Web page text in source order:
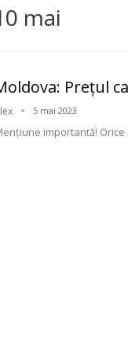
mai
Prețul
5 mai 2023
importantă!